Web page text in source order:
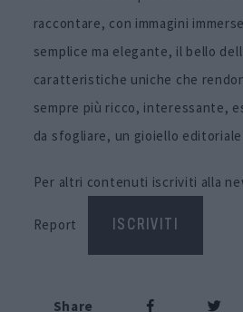
raccontare, con immagini
semplice ma elegante, il bello
caratteristiche uniche che
sempre più ricco, interessante,
da sfogliare, un gioiello
Per altri contenuti iscriviti alla
Report ISCRIVITI
Share